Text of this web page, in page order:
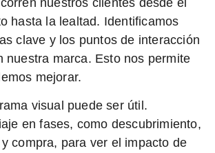
hasta la lealtad. Identificamos
clave y los puntos de interacción
nuestra marca. Esto nos permite
mejorar.
visual puede ser útil.
en fases, como descubrimiento,
compra, para ver el impacto de